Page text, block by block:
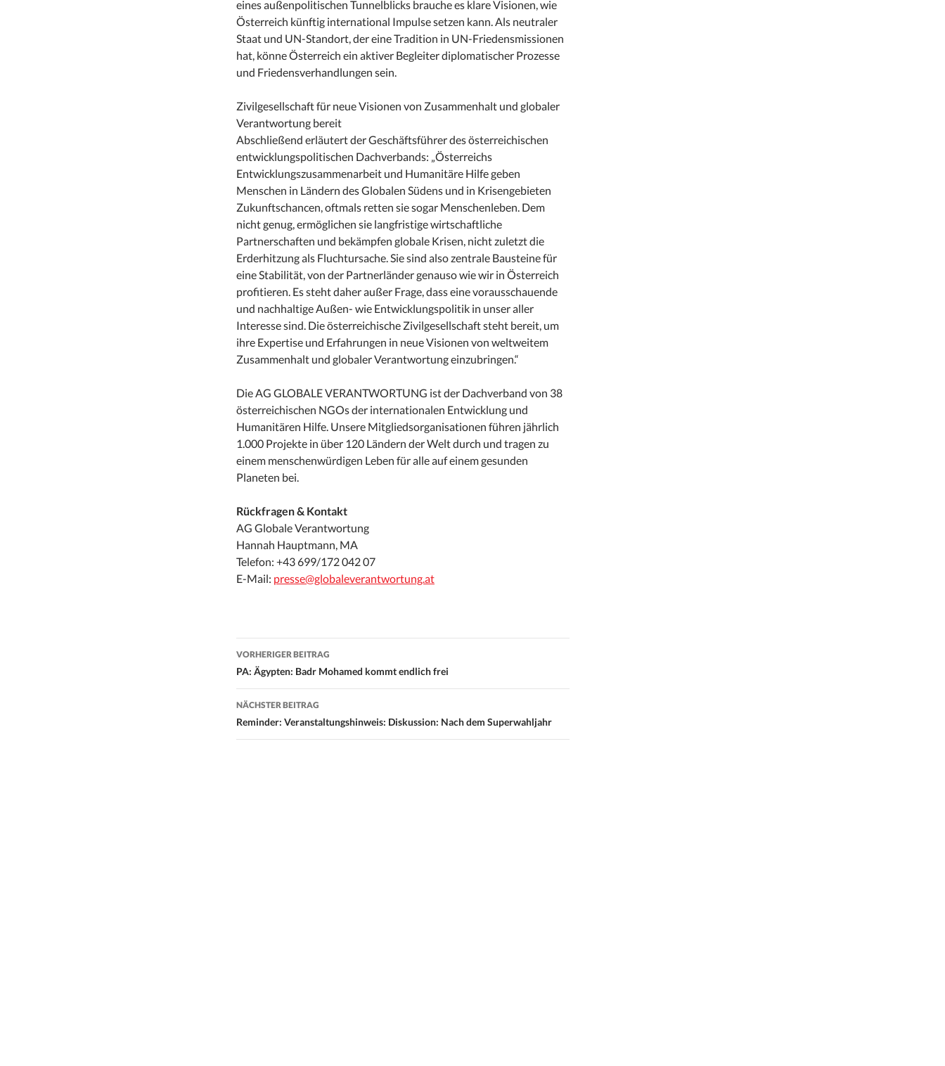
eines außenpolitischen Tunnelblicks brauche es klare Visionen, wie
Österreich künftig international Impulse setzen kann. Als neutraler
Staat und UN-Standort, der eine Tradition in UN-Friedensmissionen
hat, könne Österreich ein aktiver Begleiter diplomatischer Prozesse
und Friedensverhandlungen sein.
Zivilgesellschaft für neue Visionen von Zusammenhalt und globaler
Verantwortung bereit
Abschließend erläutert der Geschäftsführer des österreichischen
entwicklungspolitischen Dachverbands: „Österreichs
Entwicklungszusammenarbeit und Humanitäre Hilfe geben
Menschen in Ländern des Globalen Südens und in Krisengebieten
Zukunftschancen, oftmals retten sie sogar Menschenleben. Dem
nicht genug, ermöglichen sie langfristige wirtschaftliche
Partnerschaften und bekämpfen globale Krisen, nicht zuletzt die
Erderhitzung als Fluchtursache. Sie sind also zentrale Bausteine für
eine Stabilität, von der Partnerländer genauso wie wir in Österreich
profitieren. Es steht daher außer Frage, dass eine vorausschauende
und nachhaltige Außen- wie Entwicklungspolitik in unser aller
Interesse sind. Die österreichische Zivilgesellschaft steht bereit, um
ihre Expertise und Erfahrungen in neue Visionen von weltweitem
Zusammenhalt und globaler Verantwortung einzubringen.“
Die AG GLOBALE VERANTWORTUNG ist der Dachverband von 38
österreichischen NGOs der internationalen Entwicklung und
Humanitären Hilfe. Unsere Mitgliedsorganisationen führen jährlich
1.000 Projekte in über 120 Ländern der Welt durch und tragen zu
einem menschenwürdigen Leben für alle auf einem gesunden
Planeten bei.
Rückfragen & Kontakt
AG Globale Verantwortung
Hannah Hauptmann, MA
Telefon: +43 699/172 042 07
E-Mail: presse@globaleverantwortung.at
Beitrags-
Navigation
VORHERIGER BEITRAG
PA: Ägypten: Badr Mohamed kommt endlich frei
NÄCHSTER BEITRAG
Reminder: Veranstaltungshinweis: Diskussion: Nach dem Superwahljahr